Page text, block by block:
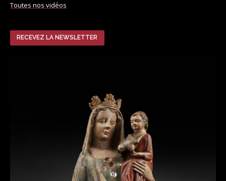
Toutes nos vidéos
RECEVEZ LA NEWSLETTER